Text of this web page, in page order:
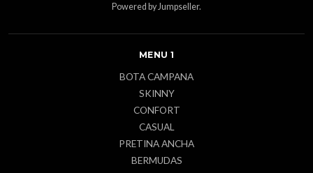
Powered by Jumpseller.
MENU 1
BOTA CAMPANA
SKINNY
CONFORT
CASUAL
PRETINA ANCHA
BERMUDAS